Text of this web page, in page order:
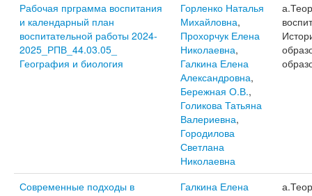
Рабочая прграмма воспитания
и календарный план
воспитательной работы 2024-
2025_РПВ_44.03.05_
География и биология
Горленко Наталья
Михайловна,
Прохорчук Елена
Николаевна,
Галкина Елена
Александровна,
Бережная О.В.,
Голикова Татьяна
Валериевна,
Городилова
Светлана
Николаевна
Современные подходы в
Галкина Елена